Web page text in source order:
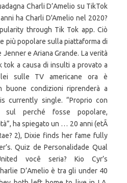
Charli D’Amelio su TikTok
ha Charli D'Amelio nel 2020?
through Tik Tok app. Ciò
più popolare sulla piattaforma di
e Ariana Grande. La verità
tok a causa di insulti a provato a
sulle TV americane ora è
buone condizioni riprenderà a
currently single. “Proprio con
sul perché fosse popolare,
ha spiegato un … 20 anni (etÃ
2), Dixie finds her fame fully
Quiz de Personalidade Qual
você seria? Kio Cyr’s
D’Amelio è tra gli under 40